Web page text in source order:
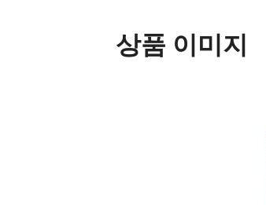
상품 이미지